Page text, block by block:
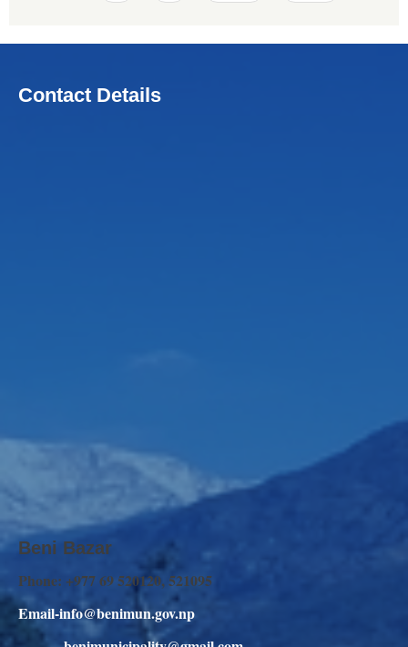
Contact Details
Beni Bazar
Phone: +977 69 520120, 521095
Email-info@benimun.gov.np